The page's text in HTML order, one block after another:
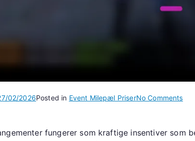
02/2026Posted in Event Milepæl PriserNo Commentson
for
fungerer som kraftige insentiver som